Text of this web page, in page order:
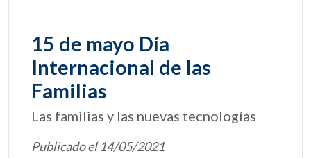
15 de mayo Día
Internacional de las
Familias
Las familias y las nuevas tecnologías
Publicado el 14/05/2021